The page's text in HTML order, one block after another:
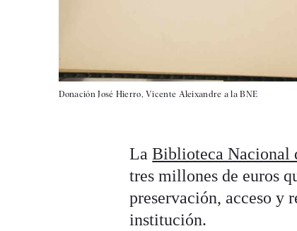
Donación José Hierro, Vicente Aleixandre a la BNE
LaBiblioteca Nacional
tres millones de euros
preservación, acceso y
institución.